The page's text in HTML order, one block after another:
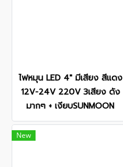
ไฟหมุน LED 4" มีเสียง สีแดง
12V-24V 220V 3เสียง ดัง
มากๆ + เงียบSUNMOON
New